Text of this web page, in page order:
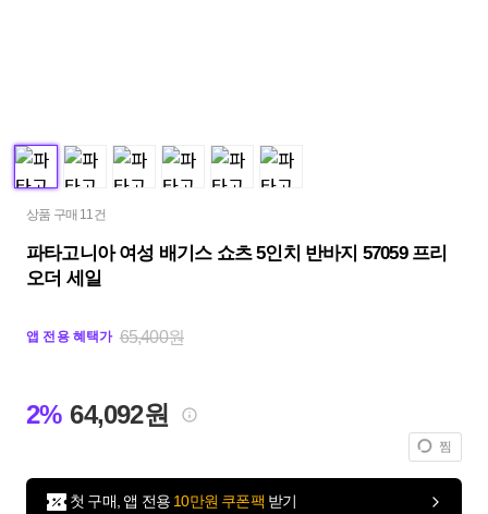
상품 구매 11건
파타고니아 여성 배기스 쇼츠 5인치 반바지 57059 프리
오더 세일
앱 전용 혜택가 65,400원
2% 64,092원
찜
첫 구매, 앱 전용 10만원 쿠폰팩 받기